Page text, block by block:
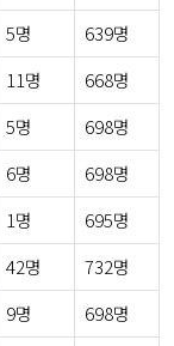
5명
639명
11명
668명
5명
698명
6명
698명
1명
695명
42명
732명
9명
698명